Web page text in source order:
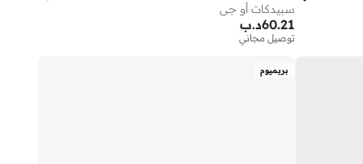
سبيدكات أو جي
د.ب60.21
توصيل مجاني
بريميوم